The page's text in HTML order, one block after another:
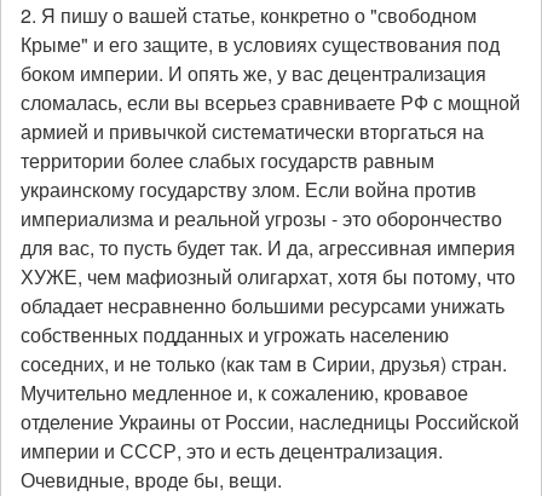
2. Я пишу о вашей статье, конкретно о "свободном
Крыме" и его защите, в условиях существования под
боком империи. И опять же, у вас децентрализация
сломалась, если вы всерьез сравниваете РФ с мощной
армией и привычкой систематически вторгаться на
территории более слабых государств равным
украинскому государству злом. Если война против
империализма и реальной угрозы - это оборончество
для вас, то пусть будет так. И да, агрессивная империя
ХУЖЕ, чем мафиозный олигархат, хотя бы потому, что
обладает несравненно большими ресурсами унижать
собственных подданных и угрожать населению
соседних, и не только (как там в Сирии, друзья) стран.
Мучительно медленное и, к сожалению, кровавое
отделение Украины от России, наследницы Российской
империи и СССР, это и есть децентрализация.
Очевидные, вроде бы, вещи.